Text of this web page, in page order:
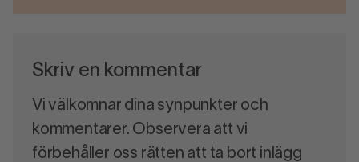
Skriv en kommentar
Vi välkomnar dina synpunkter och
kommentarer. Observera att vi
förbehåller oss rätten att ta bort inlägg